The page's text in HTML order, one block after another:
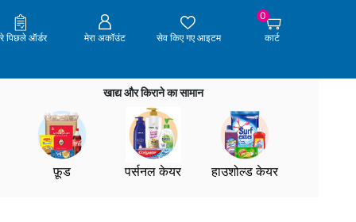
पिछले ऑर्डर मेरा अकॉउंट सेव किए गए आइटम
0
कार्ट
खाद्य और किराने का सामान
फ़ूड पर्सनल केयर हाउशोल्ड केयर